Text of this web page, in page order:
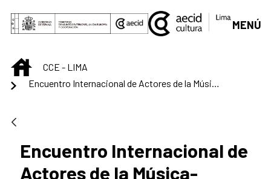
Saltar al contenido principal
MENÚ
INICIOCCE - LIMA
Encuentro Internacional de Actores de la Música-Corriente
Encuentro Internacional de
Actores de la Música-